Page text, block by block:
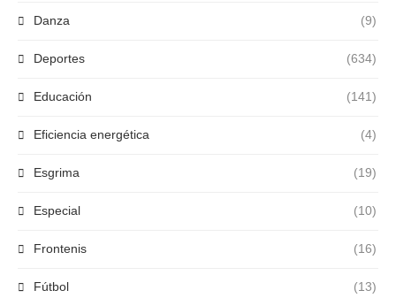
Danza (9)
Deportes (634)
Educación (141)
Eficiencia energética (4)
Esgrima (19)
Especial (10)
Frontenis (16)
Fútbol (13)